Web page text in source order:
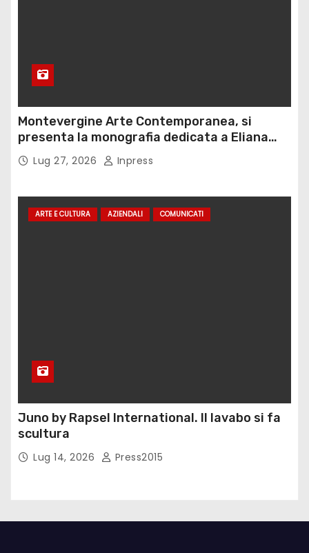
Montevergine Arte Contemporanea, si
presenta la monografia dedicata a Eliana
Adorno
Lug 27, 2026 Inpress
ARTE E CULTURA AZIENDALI COMUNICATI
Juno by Rapsel International. Il lavabo si fa
scultura
Lug 14, 2026 Press2015